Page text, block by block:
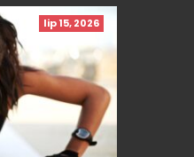
lip 15, 2026